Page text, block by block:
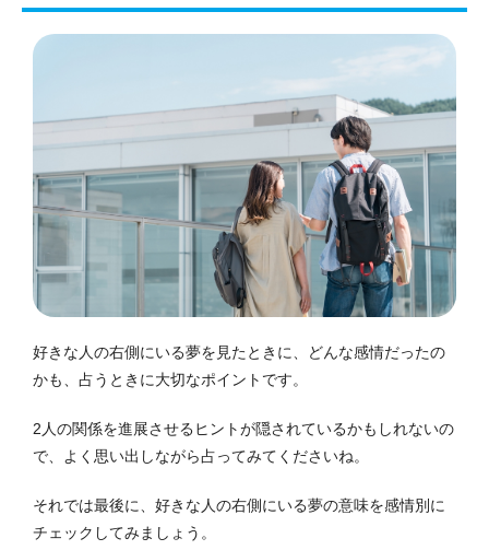
好きな人の右側にいる夢を見たときに、どんな感情だったの
かも、占うときに大切なポイントです。
2人の関係を進展させるヒントが隠されているかもしれないの
で、よく思い出しながら占ってみてくださいね。
それでは最後に、好きな人の右側にいる夢の意味を感情別に
チェックしてみましょう。